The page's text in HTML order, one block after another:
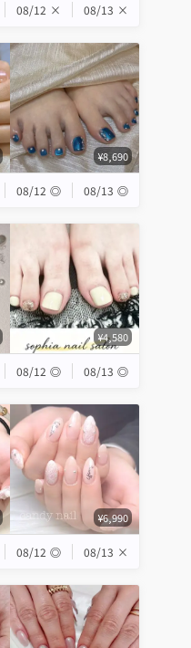
08/12 × 08/13 ×
¥8,690
08/12 ◎ 08/13 ◎
¥4,580
08/12 ◎ 08/13 ◎
¥6,990
08/12 ◎ 08/13 ×